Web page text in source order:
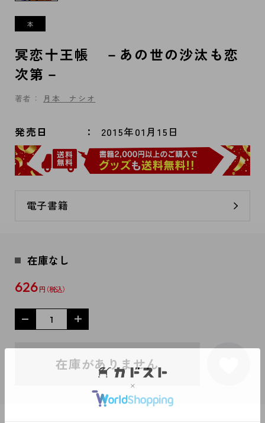
冥恋十王帳 －あの世の沙汰も恋
次第－
著者： 月本 ナシオ
発売日 2015年01月15日
電子書籍
在庫なし
626 円
在庫がありません